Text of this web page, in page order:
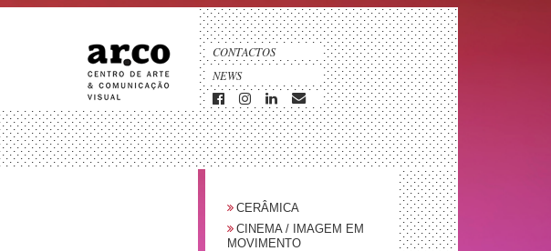
CONTACTOS
NEWS
CERÂMICA
CINEMA / IMAGEM EM
MOVIMENTO